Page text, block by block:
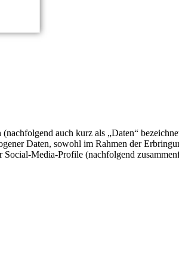
auch kurz als „Daten“
Daten, sowohl im Rahmen der
Media-Profile (nachfolgend